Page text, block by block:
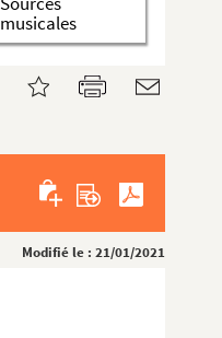
musicales
Modifié le : 21/01/2021